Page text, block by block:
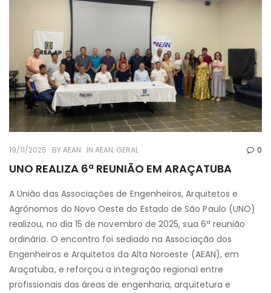
19/11/2025 BYAEAN IN AEAN, GERAL 0
UNO REALIZA 6ª REUNIÃO EM ARAÇATUBA
A União das Associações de Engenheiros, Arquitetos e
Agrônomos do Novo Oeste do Estado de São Paulo (UNO)
realizou, no dia 15 de novembro de 2025, sua 6ª reunião
ordinária. O encontro foi sediado na Associação dos
Engenheiros e Arquitetos da Alta Noroeste (AEAN), em
Araçatuba, e reforçou a integração regional entre
profissionais das áreas de engenharia, arquitetura e